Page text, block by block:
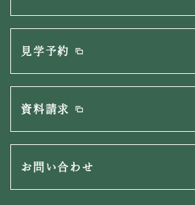
見学予約
資料請求
お問い合わせ